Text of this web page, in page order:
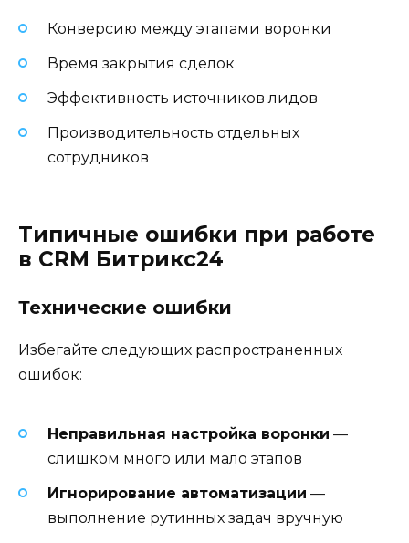
Конверсию между этапами воронки
Время закрытия сделок
Эффективность источников лидов
Производительность отдельных
сотрудников
Типичные ошибки при работе
в CRM Битрикс24
Технические ошибки
Избегайте следующих распространенных
ошибок:
Неправильная настройка воронки —
слишком много или мало этапов
Игнорирование автоматизации —
выполнение рутинных задач вручную